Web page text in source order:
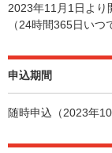
2023年11月1日より
（24時間365日いつ
申込期間
随時申込（2023年